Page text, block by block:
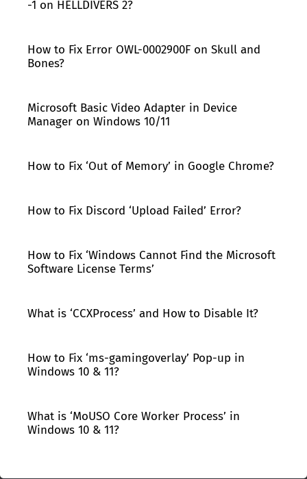
-1 on HELLDIVERS 2?
How to Fix Error OWL-0002900F on Skull and
Bones?
Microsoft Basic Video Adapter in Device
Manager on Windows 10/11
How to Fix ‘Out of Memory’ in Google Chrome?
How to Fix Discord ‘Upload Failed’ Error?
How to Fix ‘Windows Cannot Find the Microsoft
Software License Terms’
What is ‘CCXProcess’ and How to Disable It?
How to Fix ‘ms-gamingoverlay’ Pop-up in
Windows 10 & 11?
What is ‘MoUSO Core Worker Process’ in
Windows 10 & 11?